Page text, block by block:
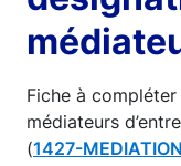
Fiche à
médiateurs
(1427-